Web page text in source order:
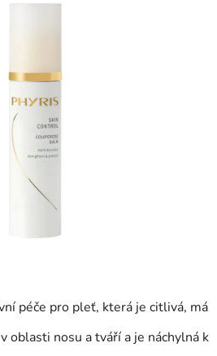
péče pro pleť, která je citlivá, má
oblasti nosu a tváří a je náchylná k